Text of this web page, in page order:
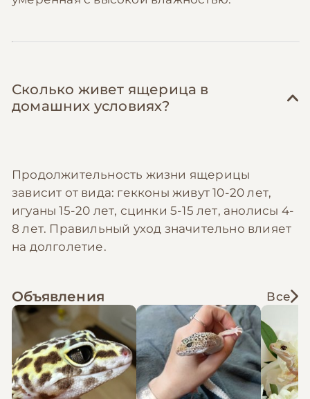
Сколько живет ящерица в
домашних условиях?
Продолжительность жизни ящерицы
зависит от вида: гекконы живут 10-20 лет,
игуаны 15-20 лет, сцинки 5-15 лет, анолисы 4-
8 лет. Правильный уход значительно влияет
на долголетие.
Объявления Все